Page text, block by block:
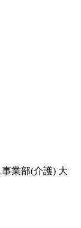
業部(介護) 大